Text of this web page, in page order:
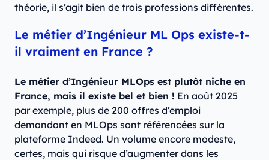
théorie, il s’agit bien de trois professions différentes.
Le métier d’Ingénieur ML Ops existe-t-
il vraiment en France ?
Le métier d’Ingénieur MLOps est plutôt niche en
France, mais il existe bel et bien ! En août 2025
par exemple, plus de 200 offres d’emploi
demandant en MLOps sont référencées sur la
plateforme Indeed. Un volume encore modeste,
certes, mais qui risque d’augmenter dans les